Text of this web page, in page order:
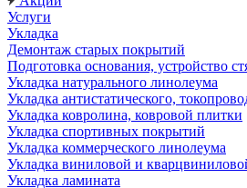
Услуги
Укладка
Демонтаж старых покрытий
Подготовка основания, устройство
Укладка натурального линолеума
Укладка антистатического,
Укладка ковролина, ковровой плитки
Укладка спортивных покрытий
Укладка коммерческого линолеума
Укладка виниловой и
Укладка ламината